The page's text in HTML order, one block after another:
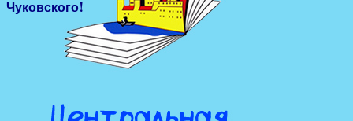
Чуковского!